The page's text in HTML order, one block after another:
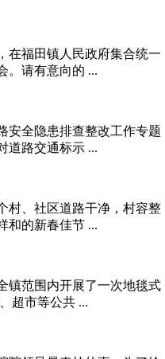
福田镇人民政府集合统一
。请有意向的 ...
全隐患排查整改工作专题
道路交通标示 ...
、社区道路干净，村容整
和的新春佳节 ...
范围内开展了一次地毯式
超市等公共 ...